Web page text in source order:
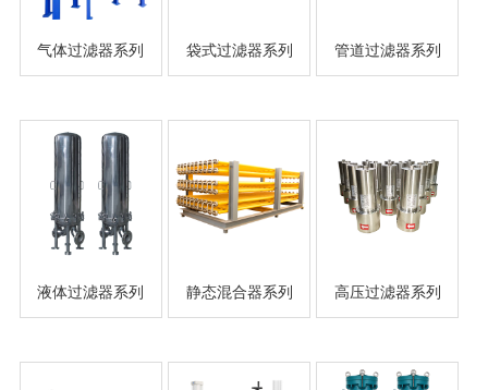
气体过滤器系列 袋式过滤器系列 管道过滤器系列
液体过滤器系列 静态混合器系列 高压过滤器系列